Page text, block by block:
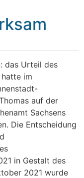
das Urteil des
im
auf der
Sachsens
Die Entscheidung
in Gestalt des
2021 wurde